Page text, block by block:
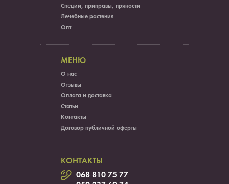
Специи, приправы, пряности
Лечебные растения
Опт
МЕНЮ
О нас
Отзывы
Оплата и доставка
Статьи
Контакты
Договор публичной оферты
КОНТАКТЫ
068 810 75 77